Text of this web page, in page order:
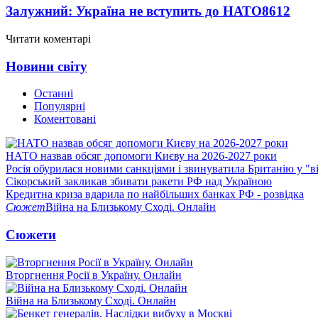
Залужний: Україна не вступить до НАТО8612
Читати коментарі
Новини світу
Останні
Популярні
Коментовані
НАТО назвав обсяг допомоги Києву на 2026-2027 роки
Росія обурилася новими санкціями і звинуватила Британію у
Сікорський закликав збивати ракети РФ над Україною
Кредитна криза вдарила по найбільших банках РФ - розвідка
СюжетВійна на Близькому Сході. Онлайн
Сюжети
Вторгнення Росії в Україну. Онлайн
Війна на Близькому Сході. Онлайн